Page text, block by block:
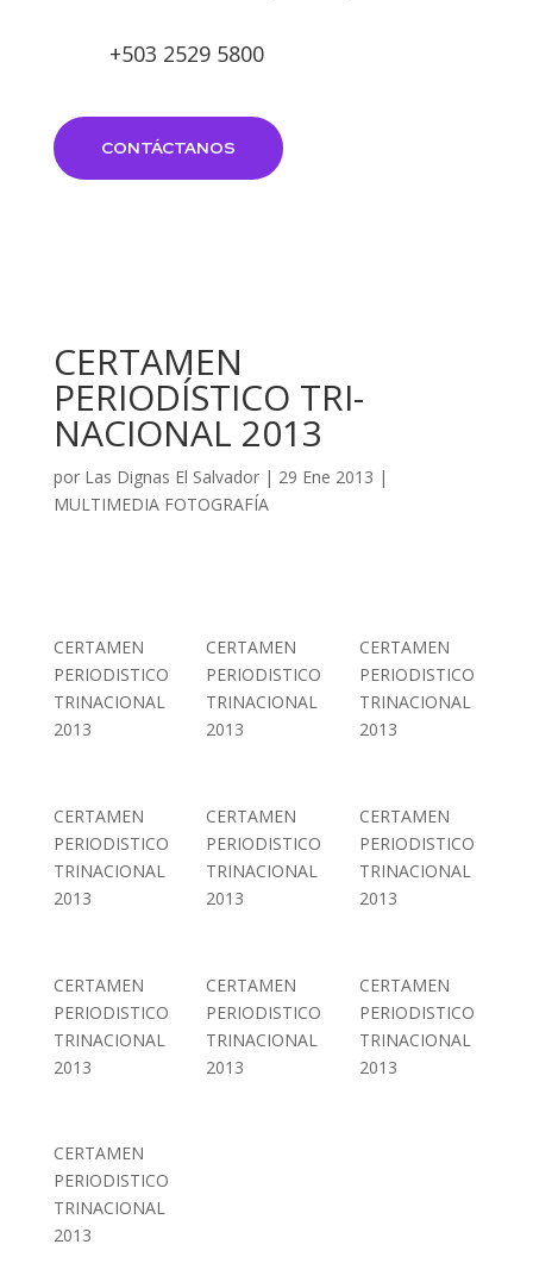
+503 2529 5800
CONTÁCTANOS
CERTAMEN
PERIODÍSTICO TRI-
NACIONAL 2013
por Las Dignas El Salvador| 29 Ene 2013 |
MULTIMEDIA FOTOGRAFÍA
CERTAMEN
PERIODISTICO
TRINACIONAL
2013
CERTAMEN
PERIODISTICO
TRINACIONAL
2013
CERTAMEN
PERIODISTICO
TRINACIONAL
2013
CERTAMEN
PERIODISTICO
TRINACIONAL
2013
CERTAMEN
PERIODISTICO
TRINACIONAL
2013
CERTAMEN
PERIODISTICO
TRINACIONAL
2013
CERTAMEN
PERIODISTICO
TRINACIONAL
2013
CERTAMEN
PERIODISTICO
TRINACIONAL
2013
CERTAMEN
PERIODISTICO
TRINACIONAL
2013
CERTAMEN
PERIODISTICO
TRINACIONAL
2013